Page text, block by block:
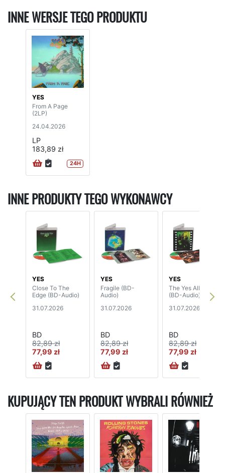
INNE WERSJE TEGO PRODUKTU
YES
From A Page
(2LP)
24.04.2026
LP
183,89 zł
24H
INNE PRODUKTY TEGO WYKONAWCY
YES
Close To The
Edge (BD-Audio)
31.07.2026
BD
82,89 zł
77,99 zł
YES
Fragile (BD-
Audio)
31.07.2026
BD
82,89 zł
77,99 zł
YES
The Yes Album
(BD-Audio)
31.07.2026
BD
82,89 zł
77,99 zł
KUPUJĄCY TEN PRODUKT WYBRALI RÓWNIEŻ